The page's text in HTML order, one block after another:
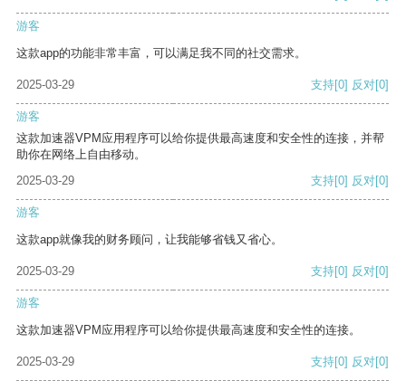
游客
这款app的功能非常丰富，可以满足我不同的社交需求。
2025-03-29 支持[0] 反对[0]
游客
这款加速器VPM应用程序可以给你提供最高速度和安全性的连接，并帮
助你在网络上自由移动。
2025-03-29
支持[0] 反对[0]
游客
这款app就像我的财务顾问，让我能够省钱又省心。
2025-03-29 支持[0] 反对[0]
游客
这款加速器VPM应用程序可以给你提供最高速度和安全性的连接。
2025-03-29 支持[0] 反对[0]